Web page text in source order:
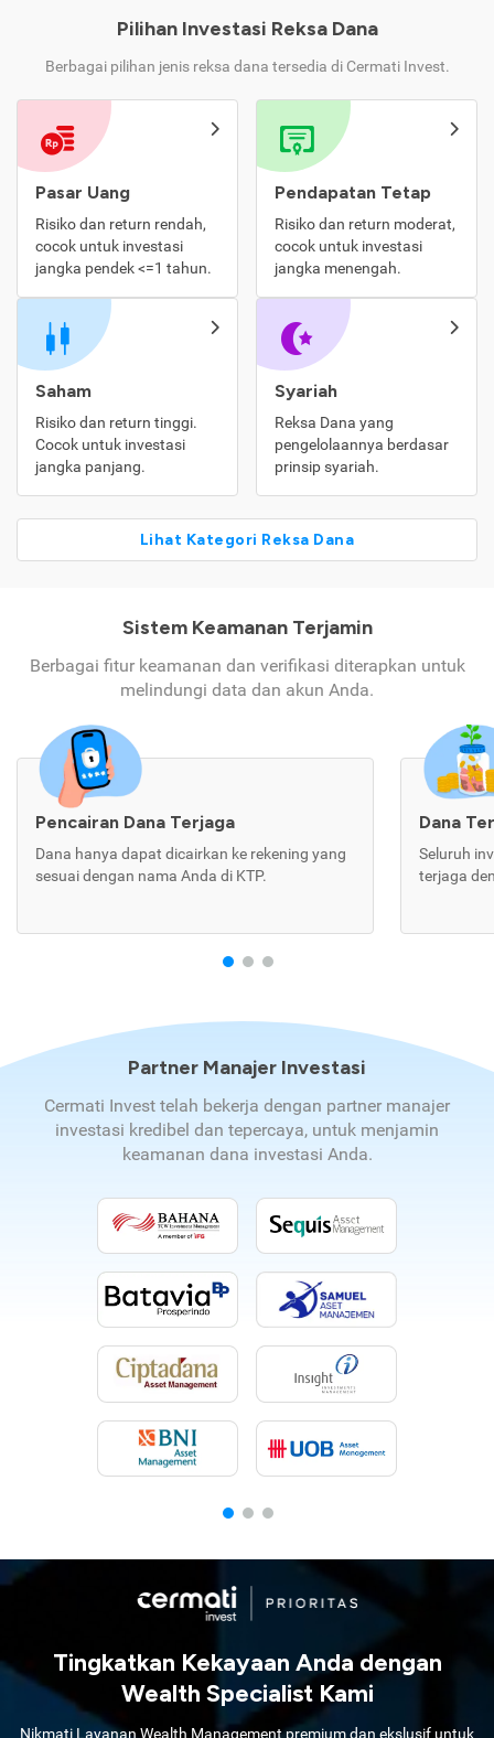
Pilihan Investasi Reksa Dana
Berbagai pilihan jenis reksa dana tersedia di Cermati Invest.
Pasar Uang
Risiko dan return rendah,
cocok untuk investasi
jangka pendek <=1 tahun.
Pendapatan Tetap
Risiko dan return moderat,
cocok untuk investasi
jangka menengah.
Saham
Risiko dan return tinggi.
Cocok untuk investasi
jangka panjang.
Syariah
Reksa Dana yang
pengelolaannya berdasar
prinsip syariah.
Lihat Kategori Reksa Dana
Sistem Keamanan Terjamin
Berbagai fitur keamanan dan verifikasi diterapkan untuk
melindungi data dan akun Anda.
Pencairan Dana Terjaga
Dana hanya dapat dicairkan ke rekening yang
sesuai dengan nama Anda di KTP.
Dana
Seluruh
terjaga
Partner Manajer Investasi
Cermati Invest telah bekerja dengan partner manajer
investasi kredibel dan tepercaya, untuk menjamin
keamanan dana investasi Anda.
Tingkatkan Kekayaan Anda dengan
Wealth Specialist Kami
Nikmati Layanan Wealth Management premium dan ekslusif untuk